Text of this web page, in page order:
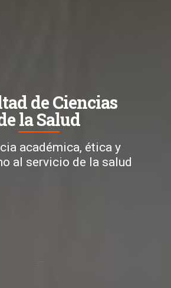
de Ciencias
la Salud
académica, ética y
al servicio de la salud